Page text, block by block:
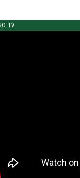
TV